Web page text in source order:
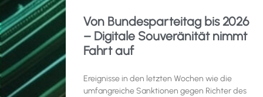
Von Bundesparteitag bis 2026
– Digitale Souveränität nimmt
Fahrt auf
Ereignisse in den letzten Wochen wie die
umfangreiche Sanktionen gegen Richter des